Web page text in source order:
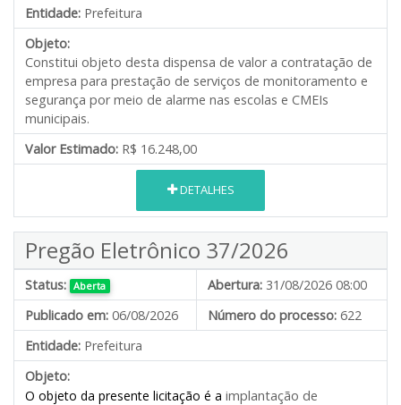
Entidade: Prefeitura
Objeto:
Constitui objeto desta dispensa de valor a contratação de
empresa para prestação de serviços de monitoramento e
segurança por meio de alarme nas escolas e CMEIs
municipais.
Valor Estimado: R$ 16.248,00
DETALHES
Pregão Eletrônico 37/2026
Status: Aberta Abertura: 31/08/2026 08:00
Publicado em: 06/08/2026 Número do processo: 622
Entidade: Prefeitura
Objeto:
O objeto da presente licitação é a implantação de